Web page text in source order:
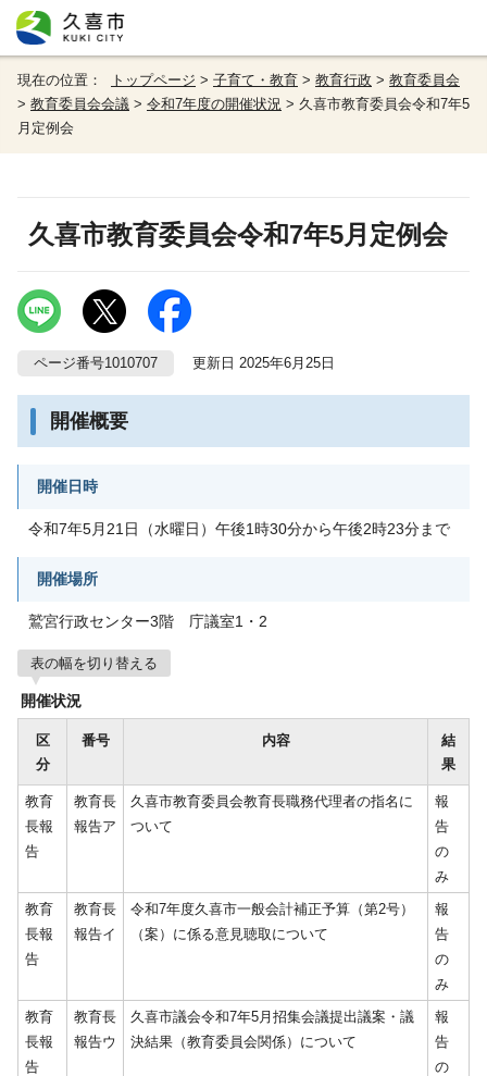
現在の位置： トップページ > 子育て・教育 > 教育行政 > 教育委員会
> 教育委員会会議 > 令和7年度の開催状況 > 久喜市教育委員会令和7年5
月定例会
久喜市教育委員会令和7年5月定例会
ページ番号1010707 更新日 2025年6月25日
開催概要
開催日時
令和7年5月21日（水曜日）午後1時30分から午後2時23分まで
開催場所
鷲宮行政センター3階 庁議室1・2
表の幅を切り替える
開催状況
区
分
番号 内容
結
果
教育
長報
告
教育長
報告ア
久喜市教育委員会教育長職務代理者の指名に
ついて
報
告
の
み
教育
長報
告
教育長
報告イ
令和7年度久喜市一般会計補正予算（第2号）
（案）に係る意見聴取について
報
告
の
み
教育
長報
告
教育長
報告ウ
久喜市議会令和7年5月招集会議提出議案・議
決結果（教育委員会関係）について
報
告
の